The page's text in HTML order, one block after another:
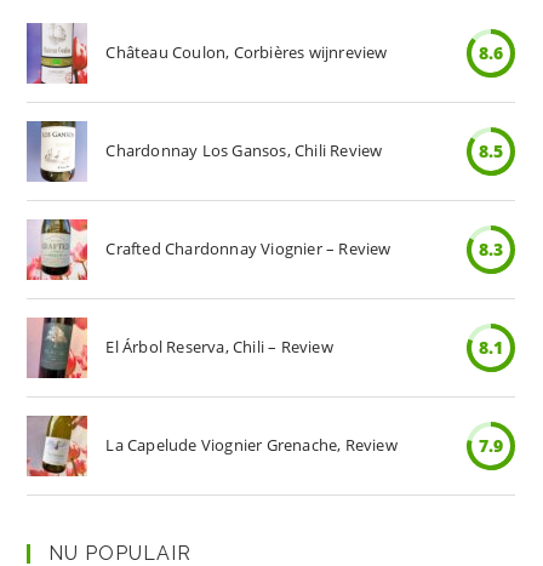
Château Coulon, Corbières wijnreview 8.6
Chardonnay Los Gansos, Chili Review 8.5
Crafted Chardonnay Viognier – Review 8.3
El Árbol Reserva, Chili – Review 8.1
La Capelude Viognier Grenache, Review 7.9
NU POPULAIR